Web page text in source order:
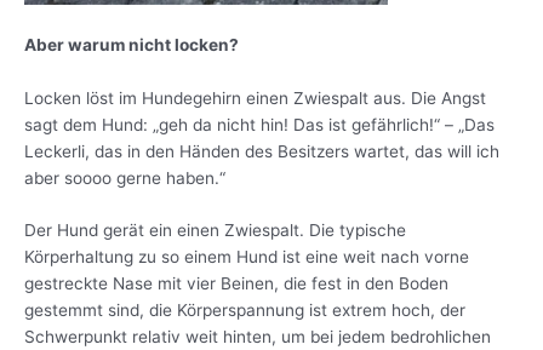
Aber warum nicht locken?
Locken löst im Hundegehirn einen Zwiespalt aus. Die Angst
sagt dem Hund: „geh da nicht hin! Das ist gefährlich!“ – „Das
Leckerli, das in den Händen des Besitzers wartet, das will ich
aber soooo gerne haben.“
Der Hund gerät ein einen Zwiespalt. Die typische
Körperhaltung zu so einem Hund ist eine weit nach vorne
gestreckte Nase mit vier Beinen, die fest in den Boden
gestemmt sind, die Körperspannung ist extrem hoch, der
Schwerpunkt relativ weit hinten, um bei jedem bedrohlichen